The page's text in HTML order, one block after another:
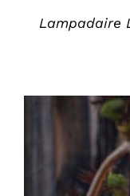
Lampadaire